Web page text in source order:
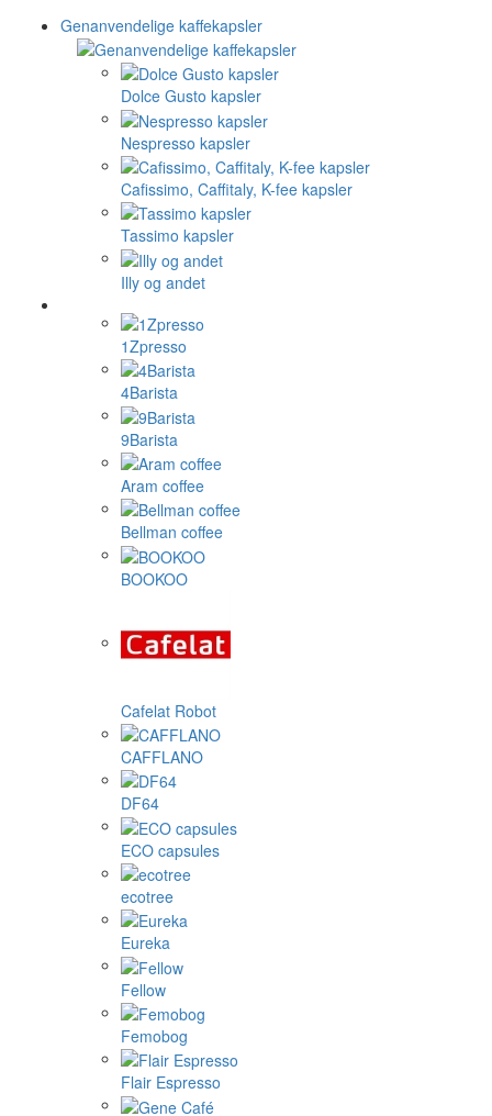
Genanvendelige kaffekapsler
Dolce Gusto kapsler
Nespresso kapsler
Cafissimo, Caffitaly, K-fee kapsler
Tassimo kapsler
Illy og andet
1Zpresso
4Barista
9Barista
Aram coffee
Bellman coffee
BOOKOO
Cafelat Robot
CAFFLANO
DF64
ECO capsules
ecotree
Eureka
Fellow
Femobog
Flair Espresso